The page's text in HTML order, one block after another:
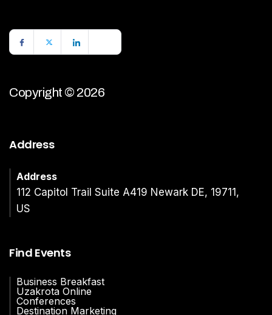
Copyright © 2026
Address
Address
112 Capitol Trail Suite A419 Newark DE, 19711,
US
Find Events
Business Breakfast
Uzakrota Online
Conferences
Destination Marketing